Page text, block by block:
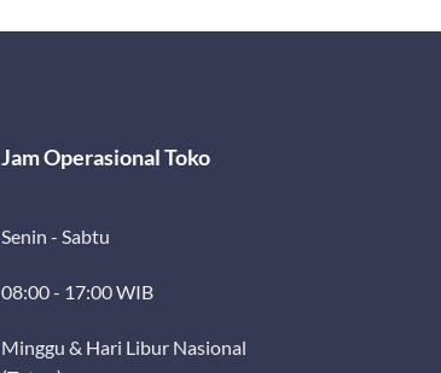
Jam Operasional Toko
Senin - Sabtu
08:00 - 17:00 WIB
Minggu & Hari Libur Nasional